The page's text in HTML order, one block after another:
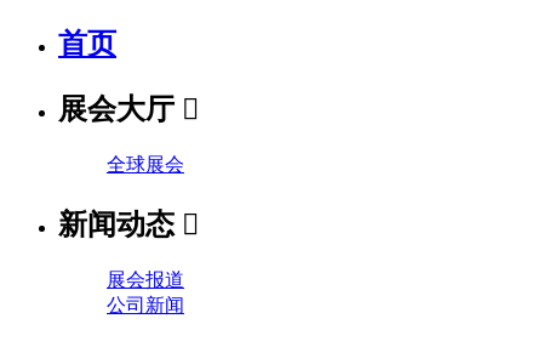
首页
展会大厅 
全球展会
新闻动态 
展会报道
公司新闻